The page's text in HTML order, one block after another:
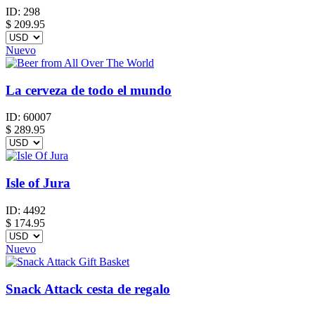
ID: 298
$ 209.95
Nuevo
La cerveza de todo el mundo
ID: 60007
$ 289.95
Isle of Jura
ID: 4492
$ 174.95
Nuevo
Snack Attack cesta de regalo